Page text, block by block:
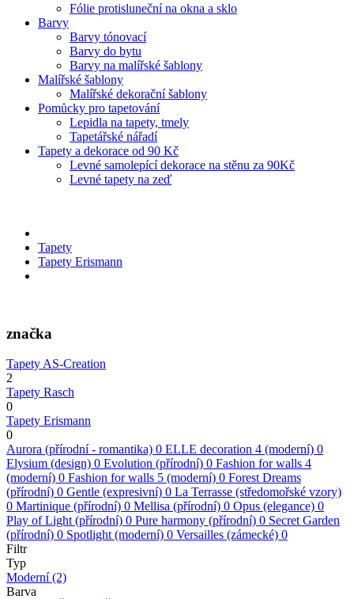
Fólie protisluneční na okna a sklo
Barvy
Barvy tónovací
Barvy do bytu
Barvy na malířské šablony
Malířské šablony
Malířské dekorační šablony
Pomůcky pro tapetování
Lepidla na tapety, tmely
Tapetářské nářadí
Tapety a dekorace od 90 Kč
Levné samolepící dekorace na stěnu za 90Kč
Levné tapety na zeď
Tapety
Tapety Erismann
značka
Tapety AS-Creation
2
Tapety Rasch
0
Tapety Erismann
0
Aurora (přírodní - romantika) 0 ELLE decoration 4 (moderní) 0
Elysium (design) 0 Evolution (přírodní) 0 Fashion for walls 4
(moderní) 0 Fashion for walls 5 (moderní) 0 Forest Dreams
(přírodní) 0 Gentle (expresivní) 0 La Terrasse (středomořské vzory)
0 Martinique (přírodní) 0 Mellisa (přírodní) 0 Opus (elegance) 0
Play of Light (přírodní) 0 Pure harmony (přírodní) 0 Secret Garden
(přírodní) 0 Spotlight (moderní) 0 Versailles (zámecké) 0
Filtr
Typ
Moderní(2)
Barva